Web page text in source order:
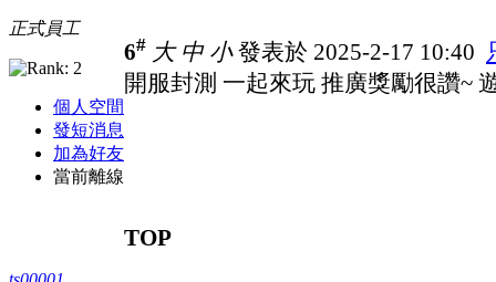
正式員工
個人空間
發短消息
加為好友
當前離線
6# 大 中 小發表於 2025-2-17 10:40
開服封測 一起來玩 推廣獎勵很讚~
TOP